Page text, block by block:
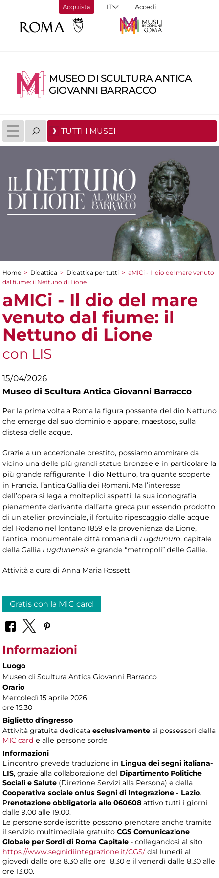
Acquista Accedi
MUSEO DI SCULTURA ANTICA
GIOVANNI BARRACCO
TUTTI I MUSEI
Tu sei qui
Home > Didattica > Didattica per tutti > aMICi - Il dio del mare venuto
dal fiume: il Nettuno di Lione
aMICi - Il dio del mare
venuto dal fiume: il
Nettuno di Lione
con LIS
15/04/2026
Museo di Scultura Antica Giovanni Barracco
Per la prima volta a Roma la figura possente del dio Nettuno
che emerge dal suo dominio e appare, maestoso, sulla
distesa delle acque.
Grazie a un eccezionale prestito, possiamo ammirare da
vicino una delle più grandi statue bronzee e in particolare la
più grande raffigurante il dio Nettuno, tra quante scoperte
in Francia, l’antica Gallia dei Romani. Ma l’interesse
dell’opera si lega a molteplici aspetti: la sua iconografia
pienamente derivante dall’arte greca pur essendo prodotto
di un atelier provinciale, il fortuito ripescaggio dalle acque
del Rodano nel lontano 1859 e la provenienza da Lione,
l’antica, monumentale città romana di Lugdunum, capitale
della Gallia Lugdunensis e grande “metropoli” delle Gallie.
Attività a cura di Anna Maria Rossetti
Gratis con la MIC card
Informazioni
Luogo
Museo di Scultura Antica Giovanni Barracco
Orario
Mercoledì 15 aprile 2026
ore 15.30
Biglietto d'ingresso
Attività gratuita dedicata esclusivamente ai possessori della
MIC card e alle persone sorde
Informazioni
L'incontro prevede traduzione in Lingua dei segni italiana-
LIS, grazie alla collaborazione del Dipartimento Politiche
Sociali e Salute (Direzione Servizi alla Persona) e della
Cooperativa sociale onlus Segni di Integrazione - Lazio.
Prenotazione obbligatoria allo 060608 attivo tutti i giorni
dalle 9.00 alle 19.00.
Le persone sorde iscritte possono prenotare anche tramite
il servizio multimediale gratuito CGS Comunicazione
Globale per Sordi di Roma Capitale - collegandosi al sito
https://www.segnidiintegrazione.it/CGS/dal lunedì al
giovedì dalle ore 8.30 alle ore 18.30 e il venerdì dalle 8.30 alle
ore 13.00.